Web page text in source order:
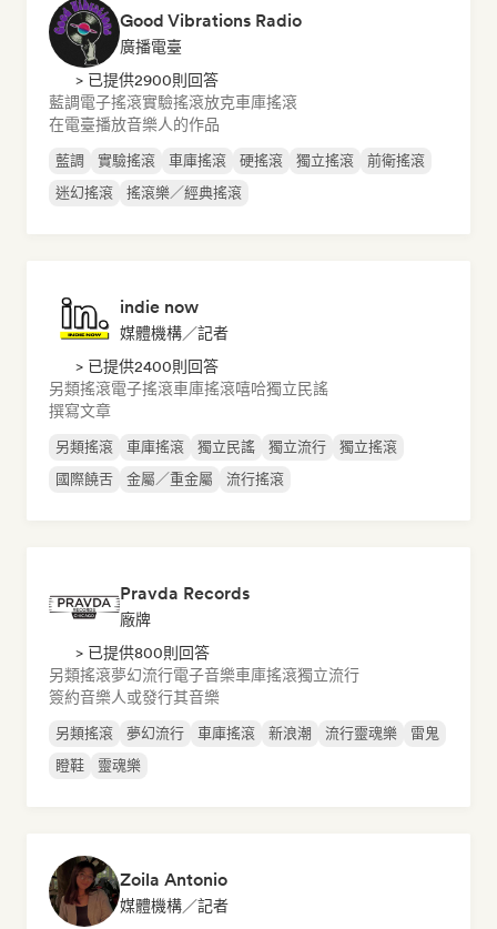
Good Vibrations Radio
廣播電臺
> 已提供2900則回答
藍調電子搖滾實驗搖滾放克車庫搖滾
在電臺播放音樂人的作品
藍調 實驗搖滾 車庫搖滾 硬搖滾 獨立搖滾
前衛搖滾
迷幻搖滾
搖滾樂／經典搖滾
indie now
媒體機構／記者
> 已提供2400則回答
另類搖滾電子搖滾車庫搖滾嘻哈獨立民謠
撰寫文章
另類搖滾 車庫搖滾 獨立民謠 獨立流行
獨立搖滾
國際饒舌
金屬／重金屬 流行搖滾
Pravda Records
廠牌
> 已提供800則回答
另類搖滾夢幻流行電子音樂車庫搖滾獨立流行
簽約音樂人或發行其音樂
另類搖滾 夢幻流行 車庫搖滾 新浪潮 流行靈魂樂
雷鬼
瞪鞋
靈魂樂
Zoila Antonio
媒體機構／記者